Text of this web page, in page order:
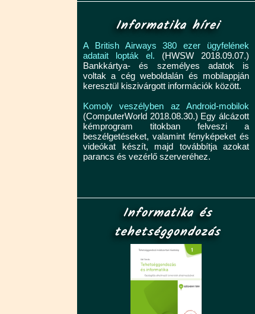
Informatika hírei
A British Airways 380 ezer ügyfelének
adatait lopták el. (HWSW 2018.09.07.)
Bankkártya- és személyes adatok is
voltak a cég weboldalán és mobilappján
keresztül kiszivárgott információk között.
Komoly veszélyben az Android-mobilok
(ComputerWorld 2018.08.30.) Egy álcázott
kémprogram titokban felveszi a
beszélgetéseket, valamint fényképeket és
videókat készít, majd továbbítja azokat
parancs és vezérlő szerveréhez.
Informatika és
tehetséggondozás